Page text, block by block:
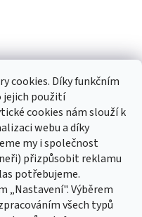
cookies. Díky funkčním
jejich použití
cookies nám slouží k
webu a díky
my i společnost
přizpůsobit reklamu
potřebujeme.
Výběrem
všech typů
informace o nových